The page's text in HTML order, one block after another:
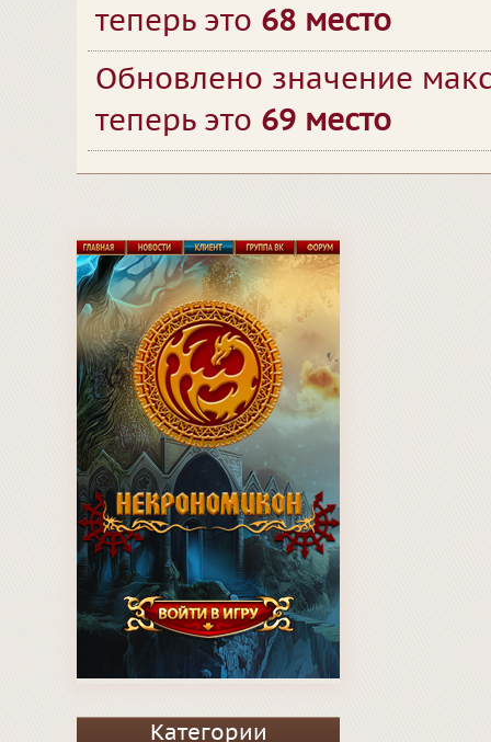
теперь это 68 место
Обновлено значение
теперь это 69 место
Категории